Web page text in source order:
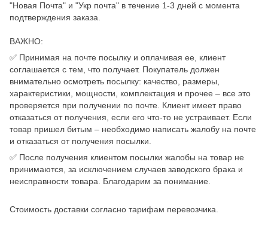
"Новая Почта" и "Укр почта" в течение 1-3 дней с момента
подтверждения заказа.
ВАЖНО:
✅ Принимая на почте посылку и оплачивая ее, клиент
соглашается с тем, что получает. Покупатель должен
внимательно осмотреть посылку: качество, размеры,
характеристики, мощности, комплектация и прочее – все это
проверяется при получении по почте. Клиент имеет право
отказаться от получения, если его что-то не устраивает. Если
товар пришел битым – необходимо написать жалобу на почте
и отказаться от получения посылки.
✅ После получения клиентом посылки жалобы на товар не
принимаются, за исключением случаев заводского брака и
неисправности товара. Благодарим за понимание.
Стоимость доставки согласно тарифам перевозчика.